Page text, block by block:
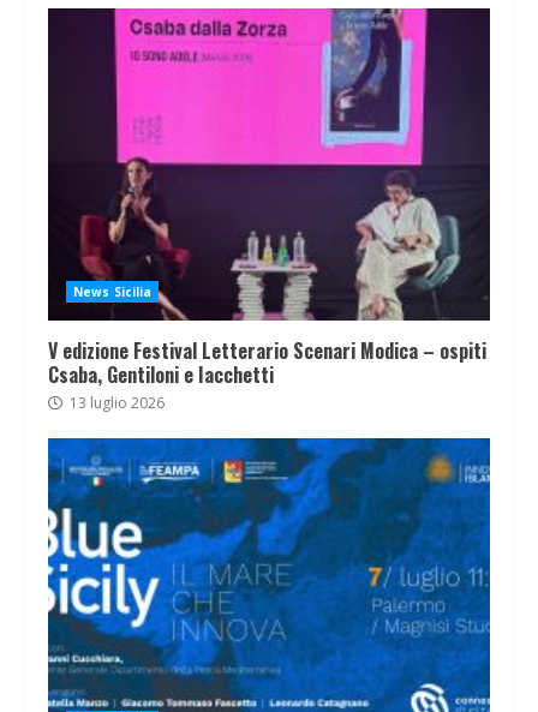
News Sicilia
V edizione Festival Letterario Scenari Modica – ospiti
Csaba, Gentiloni e Iacchetti
13 luglio 2026